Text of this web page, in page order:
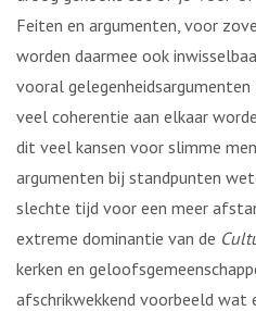
Feiten en argumenten, voor
worden daarmee ook
vooral
veel coherentie aan elkaar
dit veel kansen voor slimme
argumenten bij standpunten
slechte tijd voor een meer
extreme dominantie van de
kerken en
afschrikwekkend voorbeeld wat